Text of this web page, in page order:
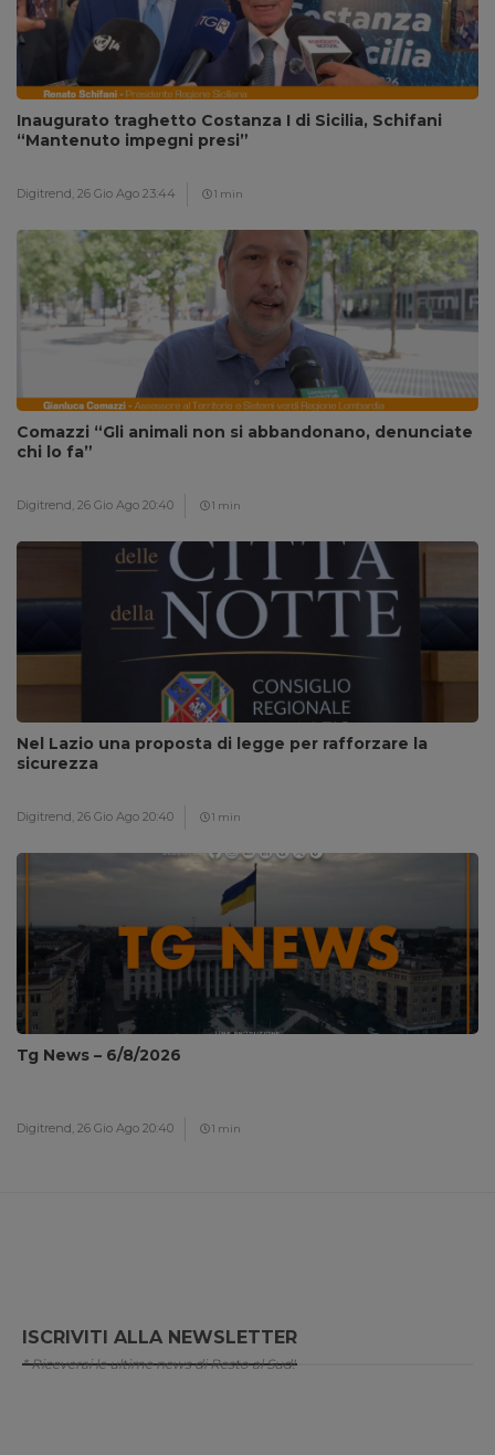
Inaugurato traghetto Costanza I di Sicilia, Schifani
“Mantenuto impegni presi”
Digitrend, 26 Gio Ago 23:44 1 min
Comazzi “Gli animali non si abbandonano, denunciate
chi lo fa”
Digitrend, 26 Gio Ago 20:40 1 min
Nel Lazio una proposta di legge per rafforzare la
sicurezza
Digitrend, 26 Gio Ago 20:40 1 min
Tg News – 6/8/2026
Digitrend, 26 Gio Ago 20:40 1 min
ISCRIVITI ALLA NEWSLETTER
* Riceverai le ultime news di Resto al Sud!